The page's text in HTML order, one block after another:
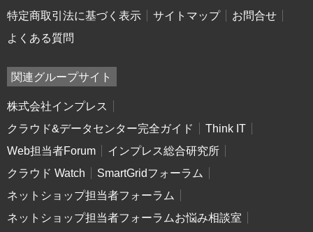
特定商取引法に基づく表示
サイトマップ
お問合せ
よくある質問
関連グループサイト
株式会社インプレス
クラウド&データセンター完全ガイド
Think IT
Web担当者Forum
インプレス総合研究所
クラウド Watch
SmartGridフォーラム
ネットショップ担当者フォーラム
ネットショップ担当者フォーラムお悩み相談室